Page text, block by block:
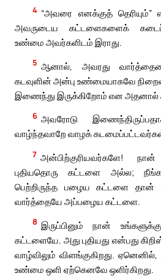
4 “அவரை எனக்குத்
அவருடைய கட்டளைகளைக்
உண்மை அவர்களிடம் இராது.
5 ஆனால், அவரது
கடவுளின் அன்பு உண்மையாகவே
இணைந்து இருக்கிறோம் என அதனால்
6 அவரோடு
வாழ்ந்தவாறே வாழக்
7 அன்பிற்குரியவர்களே! நான்
புதியதொரு கட்டளை அல்ல;
பெற்றிருந்த பழைய கட்டளை தான்
வார்த்தையே அப்பழைய கட்டளை.
8 இருப்பினும் நான்
கட்டளையே. அது புதியது என்பது
வாழ்விலும் விளங்குகிறது.
உண்மை ஒளி ஏற்கெனவே ஒளிர்கிறது.